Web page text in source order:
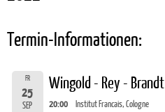
Termin-Informationen:
FR
25
SEP
Wingold - Rey - Brandt
20:00 Institut Francais, Cologne